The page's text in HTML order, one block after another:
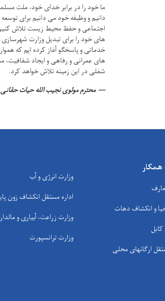
ما خود را در برابر خدای خود، ملت
دانیم و وظیفه خود می دانیم برای
اجتماعی و حفظ محیط زیست تلاش
های خود را برای تبدیل وزارت
خدماتی و پاسخگو آغاز کرده ایم که
های عمرانی و رفاهی و ایجاد
شغلی در این زمینه تلاش خواهد کرد.
محترم مولوی نجیب الله حیات حقانی
همکار
و انکشاف دهات
ارگانهای محلی
وزارت انرژی و آب
اداره مستقل انکشاف زون
وزارت زراعت، آبیاری و
وزارت ترانسپورت